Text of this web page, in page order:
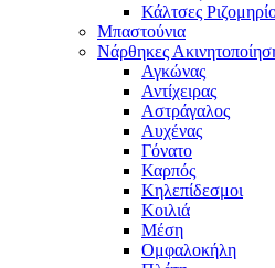
Κάλτσες
Μπαστούνια
Νάρθηκες
Αγκώνας
Αντίχειρας
Αστράγαλος
Αυχένας
Γόνατο
Καρπός
Κηλεπίδεσμοι
Κοιλιά
Μέση
Ομφαλοκήλη